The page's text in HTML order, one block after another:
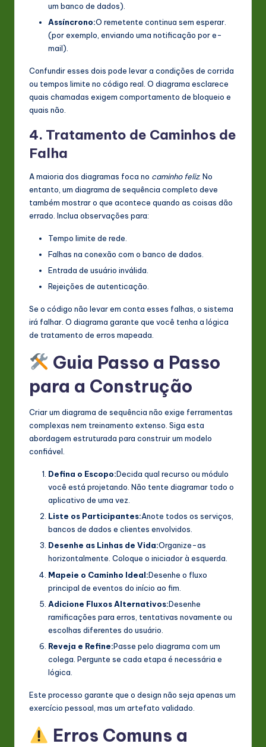
um banco de dados).
Assíncrono:O remetente continua sem esperar.
(por exemplo, enviando uma notificação por e-
mail).
Confundir esses dois pode levar a condições de corrida
ou tempos limite no código real. O diagrama esclarece
quais chamadas exigem comportamento de bloqueio e
quais não.
4. Tratamento de Caminhos de
Falha
A maioria dos diagramas foca no caminho feliz. No
entanto, um diagrama de sequência completo deve
também mostrar o que acontece quando as coisas dão
errado. Inclua observações para:
Tempo limite de rede.
Falhas na conexão com o banco de dados.
Entrada de usuário inválida.
Rejeições de autenticação.
Se o código não levar em conta esses falhas, o sistema
irá falhar. O diagrama garante que você tenha a lógica
de tratamento de erros mapeada.
Guia Passo a Passo
para a Construção
Criar um diagrama de sequência não exige ferramentas
complexas nem treinamento extenso. Siga esta
abordagem estruturada para construir um modelo
confiável.
Defina o Escopo:Decida qual recurso ou módulo
você está projetando. Não tente diagramar todo o
aplicativo de uma vez.
Liste os Participantes:Anote todos os serviços,
bancos de dados e clientes envolvidos.
Desenhe as Linhas de Vida:Organize-as
horizontalmente. Coloque o iniciador à esquerda.
Mapeie o Caminho Ideal:Desenhe o fluxo
principal de eventos do início ao fim.
Adicione Fluxos Alternativos:Desenhe
ramificações para erros, tentativas novamente ou
escolhas diferentes do usuário.
Reveja e Refine:Passe pelo diagrama com um
colega. Pergunte se cada etapa é necessária e
lógica.
Este processo garante que o design não seja apenas um
exercício pessoal, mas um artefato validado.
Erros Comuns a